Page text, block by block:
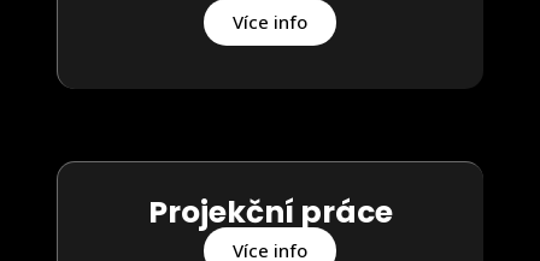
Více info
Projekční práce
Více info